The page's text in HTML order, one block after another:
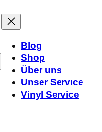
Blog
Shop
Über uns
Unser Service
Vinyl Service